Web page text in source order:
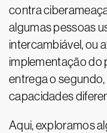
contra
algumas pessoas
intercambiável, ou
implementação do
entrega o
capacidades
Aqui, exploramos